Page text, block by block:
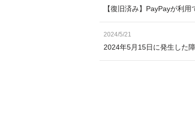
【復旧済み】PayPayが利用
2024/5/21
2024年5月15日に発生した